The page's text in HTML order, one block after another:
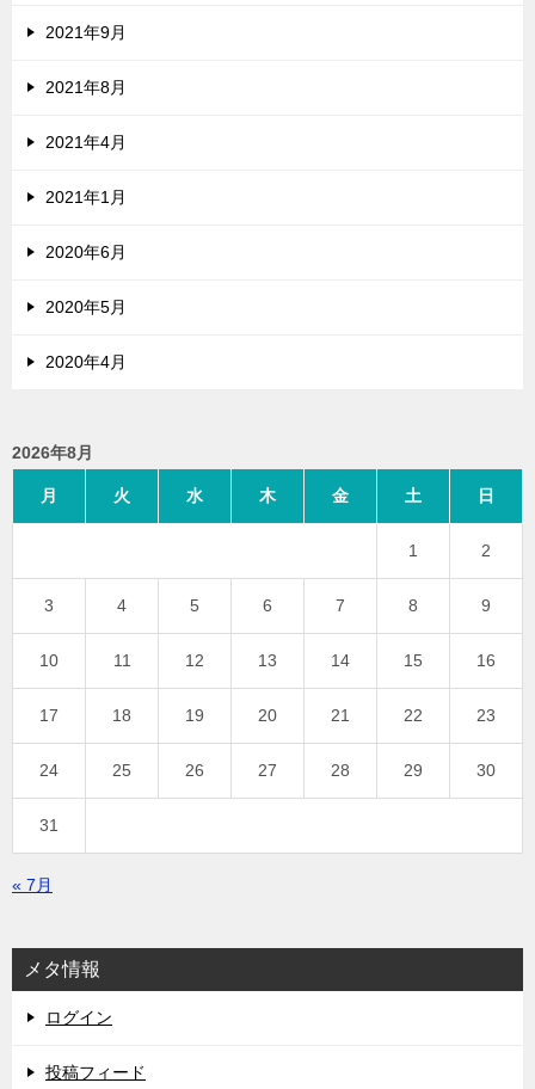
2021年9月
2021年8月
2021年4月
2021年1月
2020年6月
2020年5月
2020年4月
2026年8月
月 火 水 木 金 土 日
1 2
3 4 5 6 7 8 9
10 11 12 13 14 15 16
17 18 19 20 21 22 23
24 25 26 27 28 29 30
31
« 7月
メタ情報
ログイン
投稿フィード